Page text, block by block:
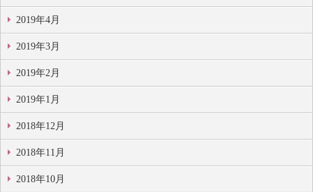
2019年4月
2019年3月
2019年2月
2019年1月
2018年12月
2018年11月
2018年10月